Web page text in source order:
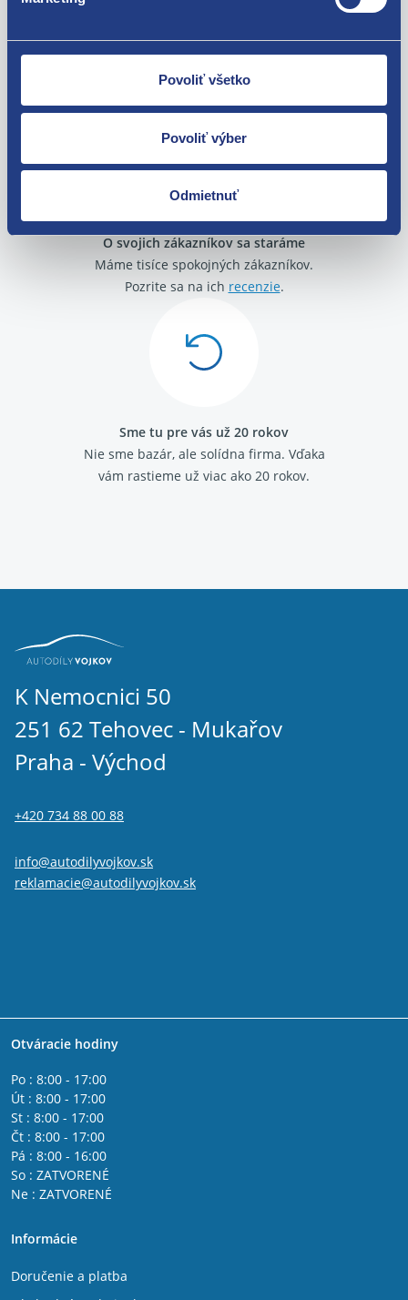
Povoliť všetko
Povoliť výber
Odmietnuť
Nie ste spokojní? Vyriešime to!
Tovar môžete vrátiť do 60 dní od
O svojich zákazníkov sa staráme
Máme tisíce spokojných zákazníkov.
Pozrite sa na ich recenzie.
Sme tu pre vás už 20 rokov
Nie sme bazár, ale solídna firma. Vďaka
vám rastieme už viac ako 20 rokov.
K Nemocnici 50
251 62 Tehovec - Mukařov
Praha - Východ
+420 734 88 00 88
info@autodilyvojkov.sk
reklamacie@autodilyvojkov.sk
Otváracie hodiny
Po : 8:00 - 17:00
Út : 8:00 - 17:00
St : 8:00 - 17:00
Čt : 8:00 - 17:00
Pá : 8:00 - 16:00
So : ZATVORENÉ
Ne : ZATVORENÉ
Informácie
Doručenie a platba